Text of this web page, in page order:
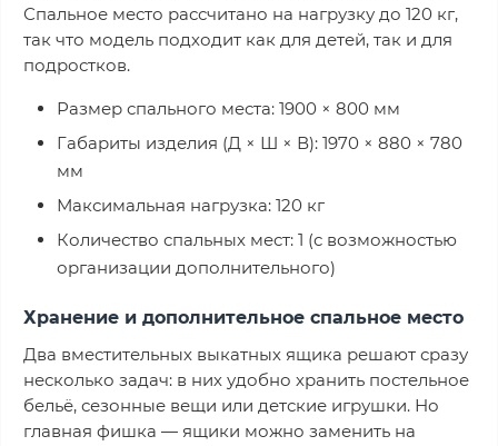
Спальное место рассчитано на нагрузку до 120 кг,
так что модель подходит как для детей, так и для
подростков.
Размер спального места: 1900 × 800 мм
Габариты изделия (Д × Ш × В): 1970 × 880 × 780
мм
Максимальная нагрузка: 120 кг
Количество спальных мест: 1 (с возможностью
организации дополнительного)
Хранение и дополнительное спальное место
Два вместительных выкатных ящика решают сразу
несколько задач: в них удобно хранить постельное
бельё, сезонные вещи или детские игрушки. Но
главная фишка — ящики можно заменить на